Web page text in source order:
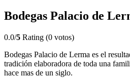
Bodegas Palacio de
0.0/5 Rating (0 votos)
Bodegas Palacio de Lerma es el
tradición elaboradora de toda una
hace mas de un siglo.